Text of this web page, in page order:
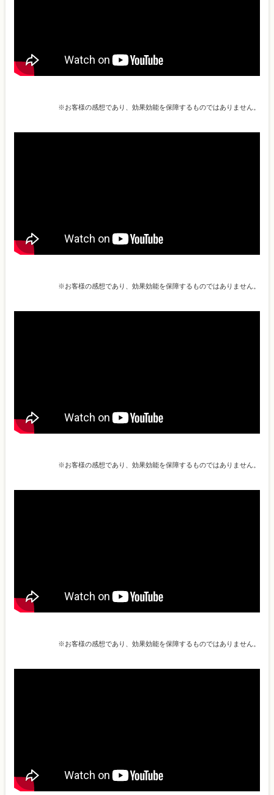
※お客様の感想であり、効果効能を保障するものではありません。
※お客様の感想であり、効果効能を保障するものではありません。
※お客様の感想であり、効果効能を保障するものではありません。
※お客様の感想であり、効果効能を保障するものではありません。